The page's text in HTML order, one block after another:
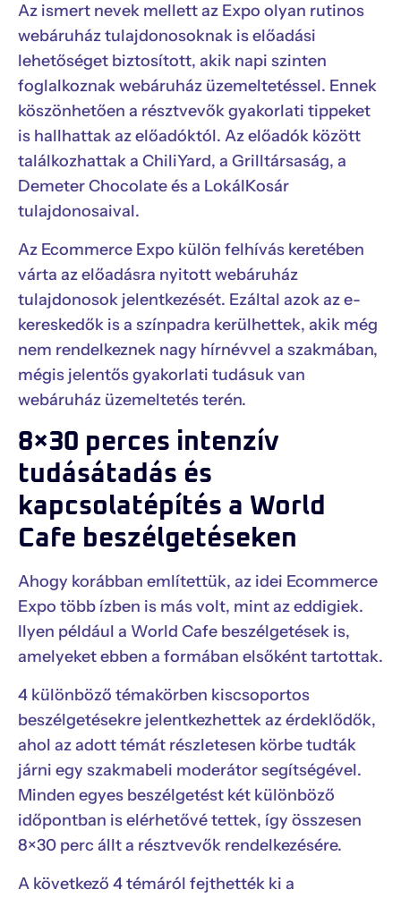
Az ismert nevek mellett az Expo olyan rutinos
webáruház tulajdonosoknak is előadási
lehetőséget biztosított, akik napi szinten
foglalkoznak webáruház üzemeltetéssel. Ennek
köszönhetően a résztvevők gyakorlati tippeket
is hallhattak az előadóktól. Az előadók között
találkozhattak a ChiliYard, a Grilltársaság, a
Demeter Chocolate és a LokálKosár
tulajdonosaival.
Az Ecommerce Expo külön felhívás keretében
várta az előadásra nyitott webáruház
tulajdonosok jelentkezését. Ezáltal azok az e-
kereskedők is a színpadra kerülhettek, akik még
nem rendelkeznek nagy hírnévvel a szakmában,
mégis jelentős gyakorlati tudásuk van
webáruház üzemeltetés terén.
8×30 perces intenzív
tudásátadás és
kapcsolatépítés a World
Cafe beszélgetéseken
Ahogy korábban említettük, az idei Ecommerce
Expo több ízben is más volt, mint az eddigiek.
Ilyen például a World Cafe beszélgetések is,
amelyeket ebben a formában elsőként tartottak.
4 különböző témakörben kiscsoportos
beszélgetésekre jelentkezhettek az érdeklődők,
ahol az adott témát részletesen körbe tudták
járni egy szakmabeli moderátor segítségével.
Minden egyes beszélgetést két különböző
időpontban is elérhetővé tettek, így összesen
8×30 perc állt a résztvevők rendelkezésére.
A következő 4 témáról fejthették ki a